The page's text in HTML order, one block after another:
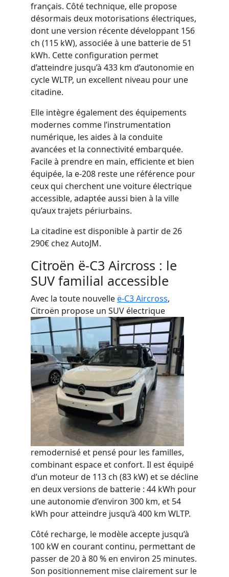
français. Côté technique, elle propose
désormais deux motorisations électriques,
dont une version récente développant 156
ch (115 kW), associée à une batterie de 51
kWh. Cette configuration permet
d’atteindre jusqu’à 433 km d’autonomie en
cycle WLTP, un excellent niveau pour une
citadine.
Elle intègre également des équipements
modernes comme l’instrumentation
numérique, les aides à la conduite
avancées et la connectivité embarquée.
Facile à prendre en main, efficiente et bien
équipée, la e-208 reste une référence pour
ceux qui cherchent une voiture électrique
accessible, adaptée aussi bien à la ville
qu’aux trajets périurbains.
La citadine est disponible à partir de 26
290€ chez AutoJM.
Citroën ë-C3 Aircross : le
SUV familial accessible
Avec la toute nouvelleë-C3 Aircross,
Citroën propose un SUV électrique
remodernisé et pensé pour les familles,
combinant espace et confort. Il est équipé
d’un moteur de 113 ch (83 kW) et se décline
en deux versions de batterie : 44 kWh pour
une autonomie d’environ 300 km, et 54
kWh pour atteindre jusqu’à 400 km WLTP.
Côté recharge, le modèle accepte jusqu’à
100 kW en courant continu, permettant de
passer de 20 à 80 % en environ 25 minutes.
Son positionnement mise clairement sur le